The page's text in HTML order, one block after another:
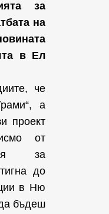
за
на
в Ел
че
а
проект
от
за
до
в Ню
бъдеш